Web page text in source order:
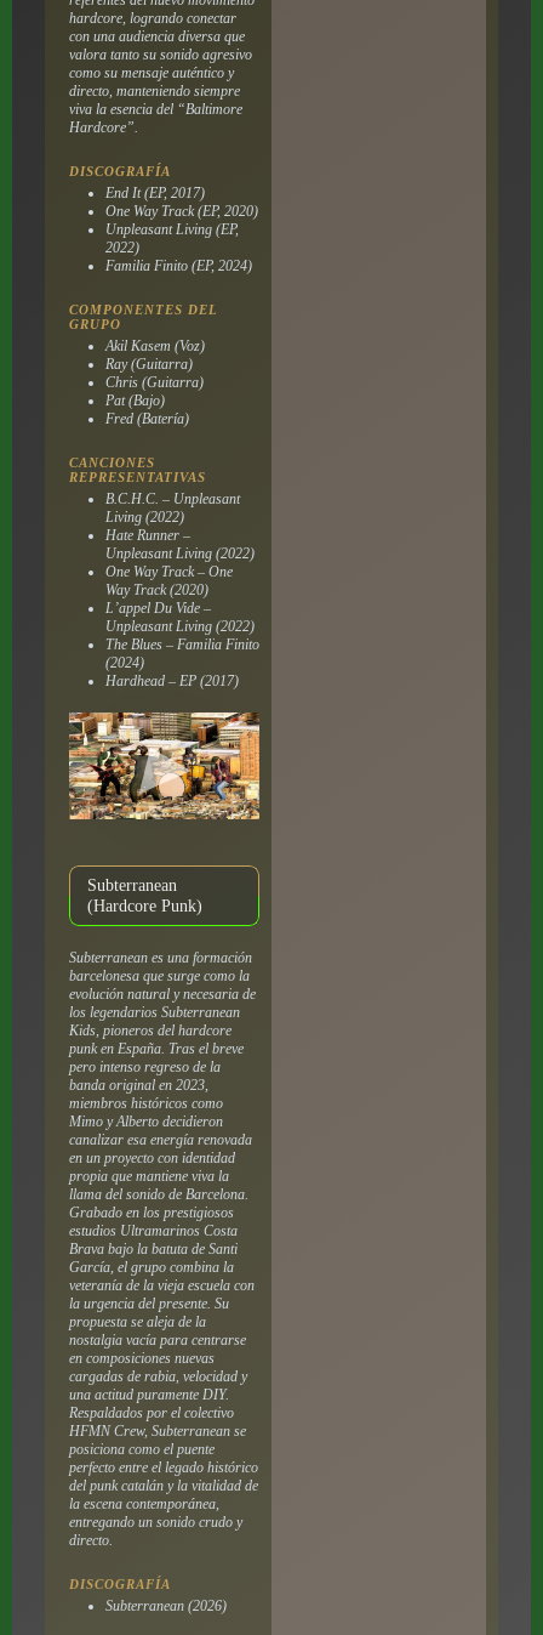
hardcore, logrando conectar
con una audiencia diversa que
valora tanto su sonido agresivo
como su mensaje auténtico y
directo, manteniendo siempre
viva la esencia del “Baltimore
Hardcore”.
DISCOGRAFÍA
End It (EP, 2017)
One Way Track (EP, 2020)
Unpleasant Living (EP,
2022)
Familia Finito (EP, 2024)
COMPONENTES DEL
GRUPO
Akil Kasem (Voz)
Ray (Guitarra)
Chris (Guitarra)
Pat (Bajo)
Fred (Batería)
CANCIONES
REPRESENTATIVAS
B.C.H.C. – Unpleasant
Living (2022)
Hate Runner –
Unpleasant Living (2022)
One Way Track – One
Way Track (2020)
L’appel Du Vide –
Unpleasant Living (2022)
The Blues – Familia Finito
(2024)
Hardhead – EP (2017)
Subterranean
(Hardcore Punk)
Subterranean es una formación
barcelonesa que surge como la
evolución natural y necesaria de
los legendarios Subterranean
Kids, pioneros del hardcore
punk en España. Tras el breve
pero intenso regreso de la
banda original en 2023,
miembros históricos como
Mimo y Alberto decidieron
canalizar esa energía renovada
en un proyecto con identidad
propia que mantiene viva la
llama del sonido de Barcelona.
Grabado en los prestigiosos
estudios Ultramarinos Costa
Brava bajo la batuta de Santi
García, el grupo combina la
veteranía de la vieja escuela con
la urgencia del presente. Su
propuesta se aleja de la
nostalgia vacía para centrarse
en composiciones nuevas
cargadas de rabia, velocidad y
una actitud puramente DIY.
Respaldados por el colectivo
HFMN Crew, Subterranean se
posiciona como el puente
perfecto entre el legado histórico
del punk catalán y la vitalidad de
la escena contemporánea,
entregando un sonido crudo y
directo.
DISCOGRAFÍA
Subterranean (2026)